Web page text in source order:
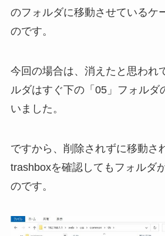
のフォルダに移動させているケ
のです。
今回の場合は、消えたと思われ
ルダはすぐ下の「05」フォルダ
いました。
ですから、削除されずに移動さ
trashboxを確認してもフォルダ
のです。